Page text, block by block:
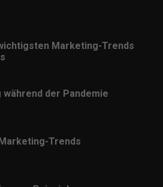
Marketing-Trends
während der Pandemie
Trends